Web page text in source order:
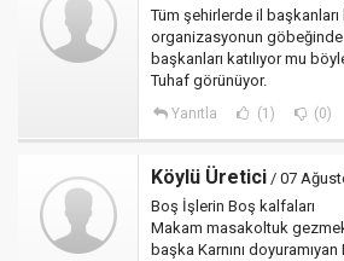
Tüm şehirlerde il
organizasyonun göbeğinde
başkanları katılıyor mu
Tuhaf görünüyor.
Yanıtla (1) (0)
Köylü Üretici / 07
Boş İşlerin Boş kalfaları
Makam masakoltuk
başka Karnını doyuramıyan